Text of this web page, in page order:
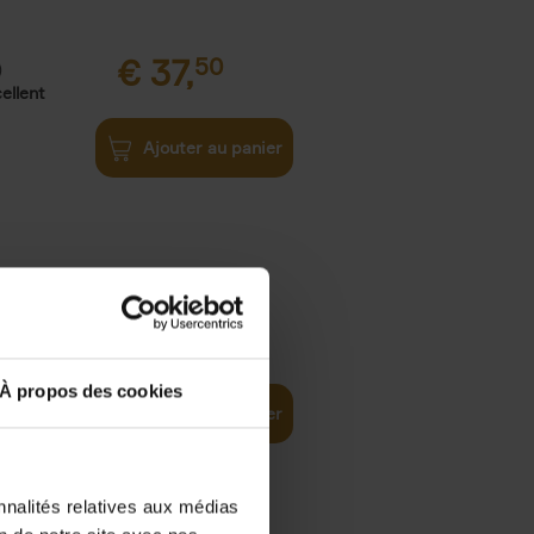
À propos des cookies
relatives aux médias
€ 37,50
Ajouter au panier
world 29,99
Ajouter au panier